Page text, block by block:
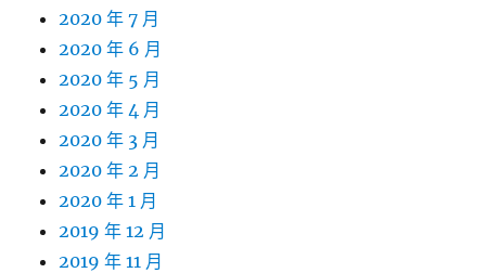
2020 年 7 月
2020 年 6 月
2020 年 5 月
2020 年 4 月
2020 年 3 月
2020 年 2 月
2020 年 1 月
2019 年 12 月
2019 年 11 月